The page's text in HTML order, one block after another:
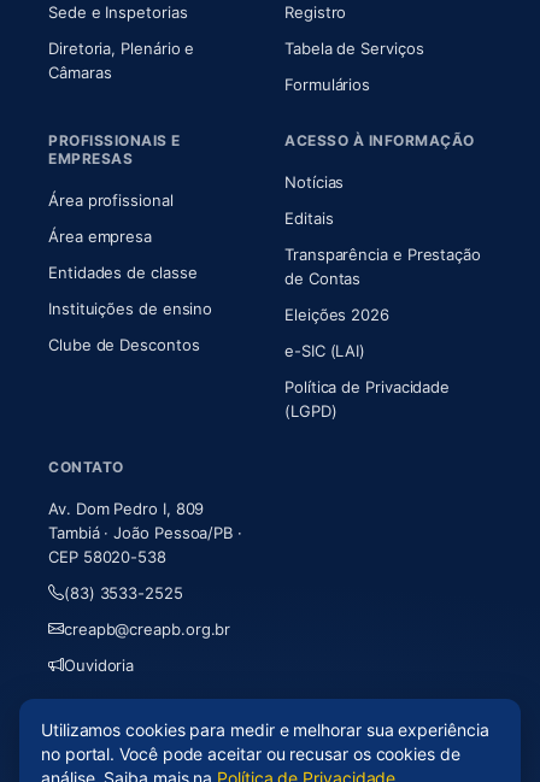
Sede e Inspetorias
Diretoria, Plenário e
Câmaras(abre em nova aba)
Registro
Tabela de Serviços
Formulários
PROFISSIONAIS E
EMPRESAS
Área profissional
Área empresa
Entidades de classe
Instituições de ensino
Clube de Descontos
ACESSO À INFORMAÇÃO
Notícias
Editais
Transparência e Prestação
de Contas
Eleições 2026
e-SIC (LAI)
Política de Privacidade
(LGPD)
CONTATO
Av. Dom Pedro I, 809
Tambiá · João Pessoa/PB ·
CEP 58020-538
(83) 3533-2525
creapb@creapb.org.br
Ouvidoria
© 2026 CREA-PB · Todos os direitos reservados
Acessibilidade
Mapa do site· LGPD
Utilizamos cookies para medir e melhorar sua experiência
no portal. Você pode aceitar ou recusar os cookies de
análise. Saiba mais na Política de Privacidade